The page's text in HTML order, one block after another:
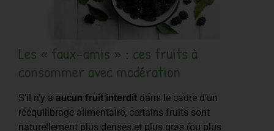
Les « faux-amis » : ces fruits à
consommer avec modération
S’il n’y a aucun fruit interdit dans le cadre d’un
rééquilibrage alimentaire, certains fruits sont
naturellement plus denses et plus gras (ou plus